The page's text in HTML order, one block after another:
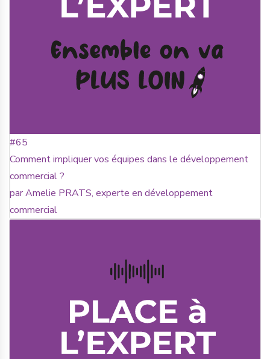
#65
Comment impliquer vos équipes dans le développement
commercial ?
par Amelie PRATS, experte en développement
commercial